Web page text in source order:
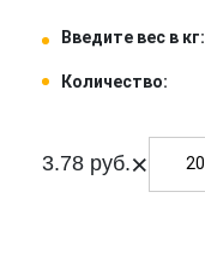
Введите вес в кг:
Количество:
3.78 руб.×